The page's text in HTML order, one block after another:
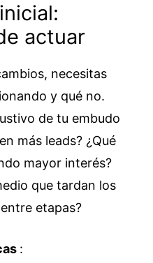
actuar
necesitas
y qué no.
de tu embudo
más leads? ¿Qué
mayor interés?
que tardan los
etapas?
: